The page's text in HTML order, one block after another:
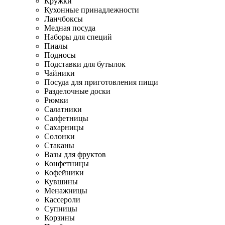
Кухонные принадлежности
Ланчбоксы
Медная посуда
Наборы для специй
Пиалы
Подносы
Подставки для бутылок
Чайники
Посуда для приготовления пищи
Разделочные доски
Рюмки
Салатники
Салфетницы
Сахарницы
Солонки
Стаканы
Вазы для фруктов
Конфетницы
Кофейники
Кувшины
Менажницы
Кассероли
Супницы
Корзины